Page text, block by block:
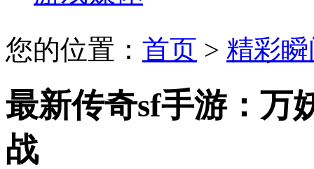
您的位置： 首页 > 精彩
最新传奇sf手游：万
战